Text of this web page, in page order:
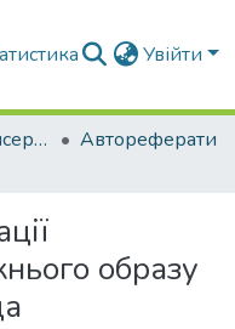
Увійти
Автореферати до дисертацій
Автореферати
образу